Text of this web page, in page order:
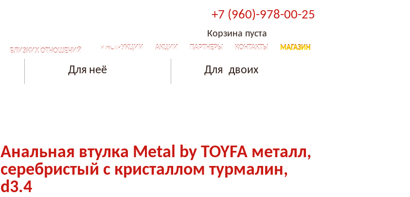
+7 (960)-978-00-25
СЕКРЕТЫ ДЛЯ САМЫХ
БЛИЗКИХ ОТНОШЕНИЙ
ИНСТРУКЦИИ АКЦИИ ПАРТНЕРЫ КОНТАКТЫ МАГАЗИН
Для неё Для двоих
Корзина пуста
Анальная втулка Metal by TOYFA металл,
серебристый с кристаллом турмалин,
d3.4